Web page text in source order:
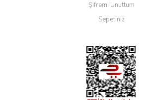
Şifremi Unuttum
Sepetiniz